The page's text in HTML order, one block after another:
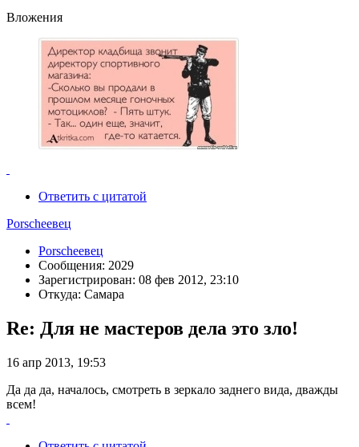
Вложения
Ответить с цитатой
Porscheeвец
Porscheeвец
Сообщения: 2029
Зарегистрирован: 08 фев 2012, 23:10
Откуда: Самара
Re: Для не мастеров дела это зло!
16 апр 2013, 19:53
Да да да, началось, смотреть в зеркало заднего вида, дважды
всем!